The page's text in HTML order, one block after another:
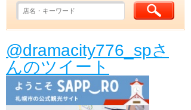
@dramacity776_spさ
んのツイート